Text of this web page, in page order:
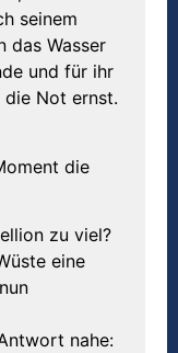
seinem
das Wasser
und für ihr
die Not ernst.
die
zu viel?
eine
nahe: